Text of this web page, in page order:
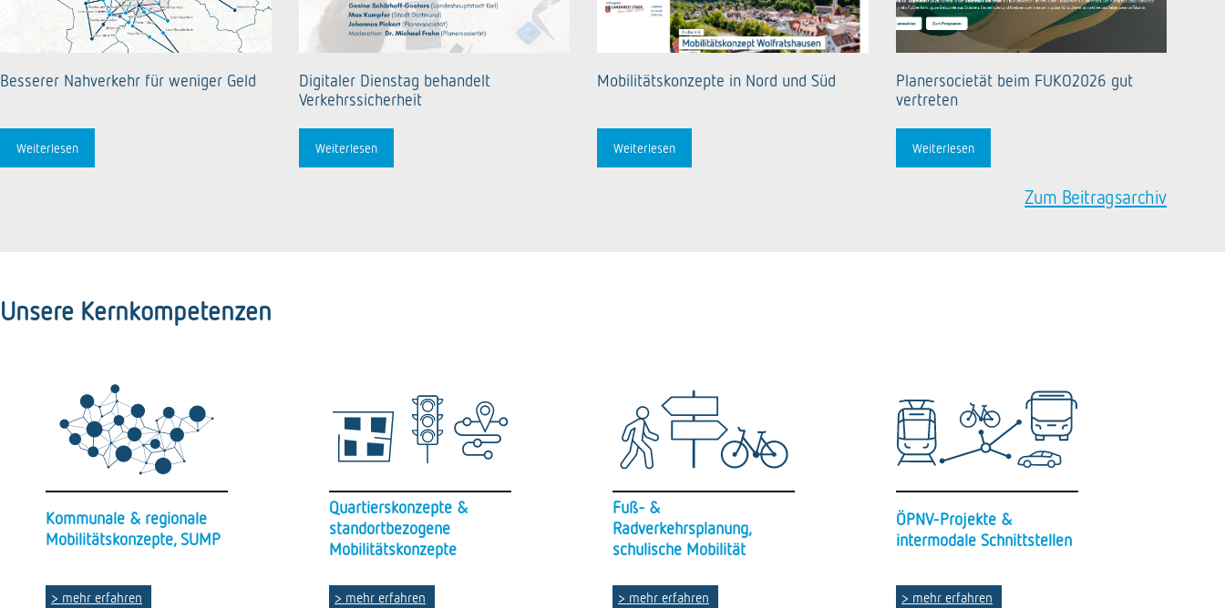
Besserer Nahverkehr für weniger Geld
Weiterlesen
Digitaler Dienstag behandelt
Verkehrssicherheit
Weiterlesen
Mobilitätskonzepte in Nord und Süd
Weiterlesen
Planersocietät beim FUKO2026 gut
vertreten
Weiterlesen
Zum Beitragsarchiv
Unsere Kernkompetenzen
Kommunale & regionale
Mobilitätskonzepte, SUMP
> mehr erfahren
Quartierskonzepte &
standortbezogene
Mobilitätskonzepte
> mehr erfahren
Fuß- &
Radverkehrsplanung,
schulische Mobilität
> mehr erfahren
ÖPNV-Projekte &
intermodale Schnittstellen
> mehr erfahren